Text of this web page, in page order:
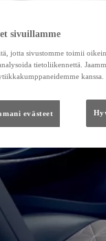
sivuillamme
jotta sivustomme toimii
tietoliikennettä.
kanssa.
evästeet